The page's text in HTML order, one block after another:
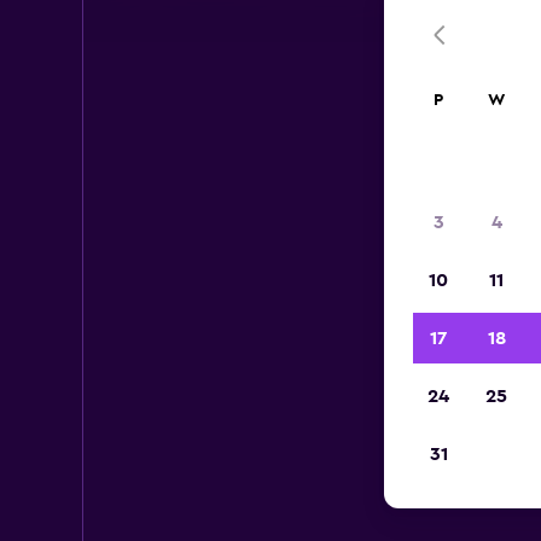
P W
3 4
10 11
17 18
24 25
31